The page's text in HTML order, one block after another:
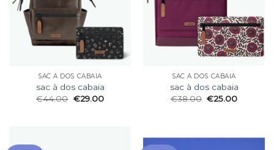
SAC À DOS CABAIA
sac à dos cabaia
€44.00 €29.00
SAC À DOS CABAIA
sac à dos cabaia
€38.00 €25.00